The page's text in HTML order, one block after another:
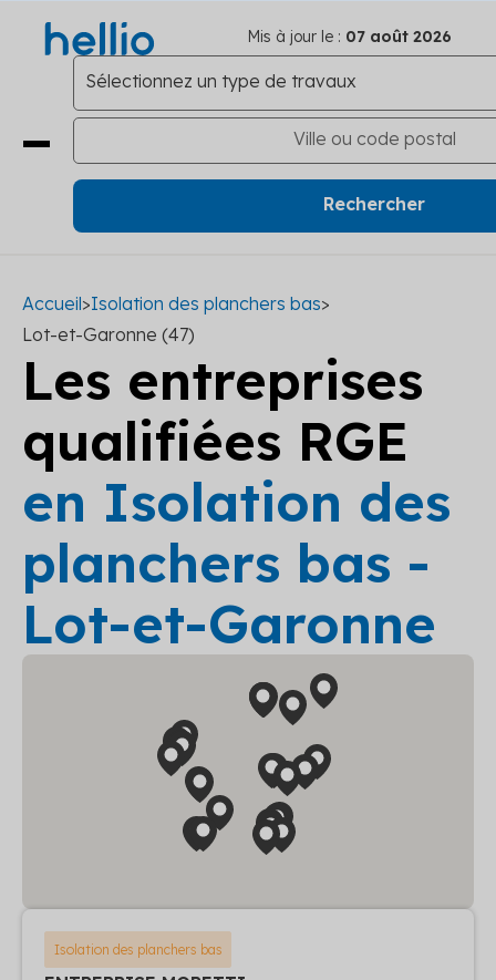
Mis à jour le : 07 août 2026
Accueil>Isolation des planchers bas>
Lot-et-Garonne (47)
Les entreprises
qualifiées RGE
en Isolation des
planchers bas -
Lot-et-Garonne
Isolation des planchers bas